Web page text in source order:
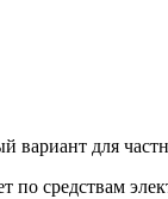
для
по средствам